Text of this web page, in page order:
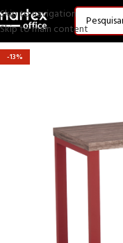
Skip to navigation
Skip to main content
-13%